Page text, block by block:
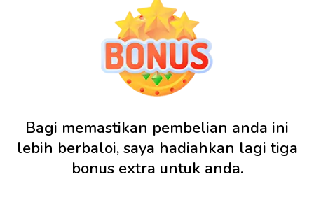
Bagi memastikan pembelian anda ini
lebih berbaloi, saya hadiahkan lagi tiga
bonus extra untuk anda.